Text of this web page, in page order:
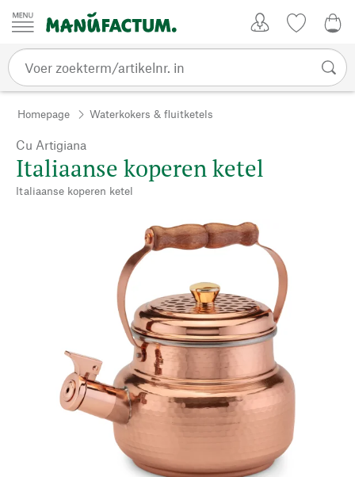
Passer au contenu
Homepage Waterkokers & fluitketels
Cu Artigiana
Italiaanse koperen ketel
Italiaanse koperen ketel